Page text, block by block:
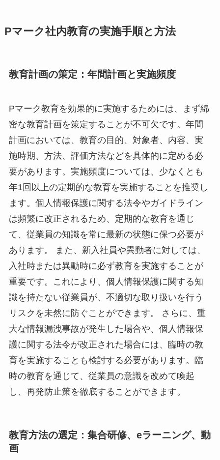
Pマーク社内教育の実施手順と方法
教育計画の策定：年間計画と実施頻度
Pマーク教育を効果的に実施するためには、まず綿
密な教育計画を策定することが不可欠です。年間
計画においては、教育の目的、対象者、内容、実
施時期、方法、評価方法などを具体的に定める必
要があります。実施頻度については、少なくとも
年1回以上の定期的な教育を実施することを推奨し
ます。個人情報保護に関する法令やガイドライン
は頻繁に改正されるため、定期的な教育を通じ
て、従業員の知識を常に最新の状態に保つ必要が
あります。 また、新入社員や異動者に対しては、
入社時または異動時に必ず教育を実施することが
重要です。これにより、個人情報保護に関する知
識を持たない従業員が、不適切な取り扱いを行う
リスクを未然に防ぐことができます。 さらに、重
大な情報漏洩事故が発生した場合や、個人情報保
護に関する法令が改正された場合には、臨時の教
育を実施することも検討する必要があります。臨
時の教育を通じて、従業員の意識を改めて喚起
し、再発防止策を徹底することができます。
教育方法の選定：集合研修、eラーニング、動
画